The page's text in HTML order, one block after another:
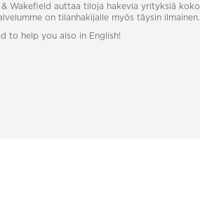
Wakefield auttaa tiloja hakevia yrityksiä koko
on tilanhakijalle myös täysin ilmainen.
to help you also in English!